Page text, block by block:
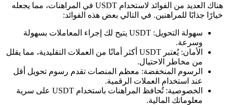
هناك العديد من الفوائد لاستخدام USDT في المراهنات، مما يجعله
خيارًا جذابًا للمراهنين. في التالي بعض هذه الفوائد:
سهولة التحويل: USDT يتيح لك إجراء المعاملات بسهولة
وسرعة.
الأمان: يُعتبر USDT أكثر أمانًا من العملات التقليدية، مما يقلل
من مخاطر الاحتيال.
الرسوم المنخفضة: معظم المنصات تقدم رسوم تحويل أقل
عند استخدام العملات الرقمية.
الخصوصية: تُحافظ المراهنات باستخدام USDT على سرية
معلوماتك المالية.